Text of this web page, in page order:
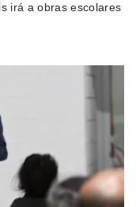
irá a obras escolares